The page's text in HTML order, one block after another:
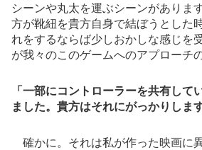
シーンや丸太を運ぶシーンがありま
方が靴紐を貴方自身で結ぼうとした
れをするならば少しおかしな感じを
が我々のこのゲームへのアプローチ
「一部にコントローラーを共有して
ました。貴方はそれにがっかりしま
確かに。それは私が作った映画に